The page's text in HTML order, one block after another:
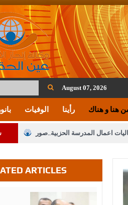
August 07, 2026
الوفيات رأينا هنا و هناك
اعمال المدرسة الحزبية..صور
المقدسات الإسلامية والمسيحية
تعديل قانون الملكية العقارية
إلى مراجعة منصة خدمة العلم
ARTICLES